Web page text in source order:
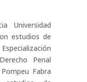
Universidad
estudios de
Penal
Fabra